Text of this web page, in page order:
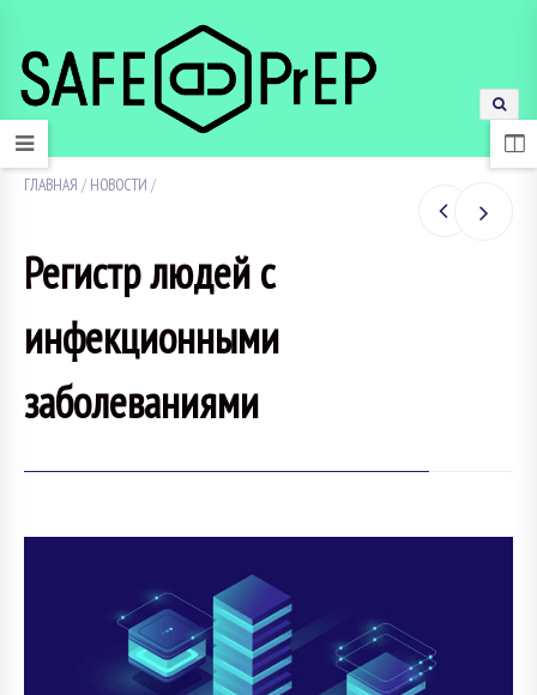
ГЛАВНАЯ / НОВОСТИ /
Регистр людей с
инфекционными
заболеваниями